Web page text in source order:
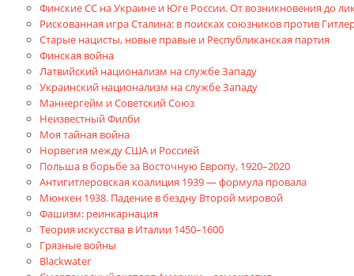
Финские СС на Украине и Юге России. От возникновения до
Рискованная игра Сталина: в поисках союзников против
Старые нацисты, новые правые и Республиканская партия
Финская война
Латвийский национализм на службе Западу
Украинский национализм на службе Западу
Маннергейм и Советский Союз
Неизвестный Филби
Моя тайная война
Норвегия между США и Россией
Польша в борьбе за Восточную Европу, 1920–2020
Антигитлеровская коалиция 1939 — формула провала
Мюнхен 1938. Падение в бездну Второй мировой
Фашизм: реинкарнация
Теория искусства в Италии 1450–1600
Грязные войны
Blackwater